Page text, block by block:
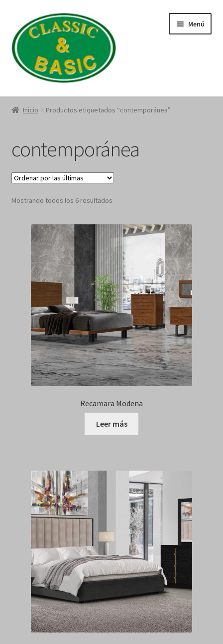
Saltar
navegación
al
contenido
Menú
Catálogo
Política de Privacidad
Términos y Condiciones
Inicio Productos etiquetados “contemporánea”
contemporánea
Mostrando todos los 6 resultadosSorted
Recamara Modena
Leer más